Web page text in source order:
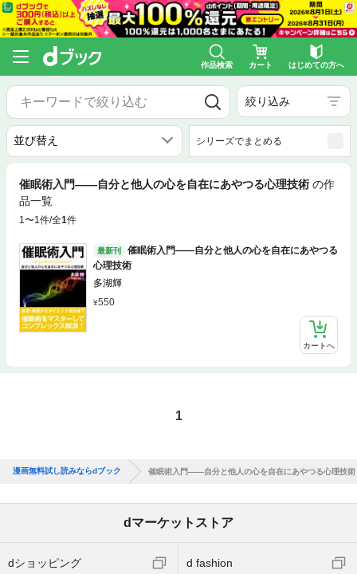
作品検索 カート はじめての方へ
絞り込み
シリーズでまとめる
催眠術入門――自分と他人の心を自在にあやつる心理技術 の作
品一覧
1〜1件/全1件
最新刊
催眠術入門――自分と他人の心を自在にあやつる
心理技術
多湖輝
550
カートへ
1
漫画無料試し読みならdブック 催眠術入門――自分と他人の心を自在にあやつる心理技術
dマーケットストア
dショッピング d fashion